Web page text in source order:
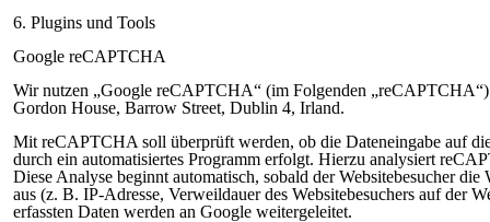
6. Plugins und Tools
Google reCAPTCHA
Wir nutzen „Google reCAPTCHA“ (im Folgenden
Gordon House, Barrow Street, Dublin 4, Irland.
Mit reCAPTCHA soll überprüft werden, ob die Dateneingabe auf
durch ein automatisiertes Programm erfolgt. Hierzu analysiert
Diese Analyse beginnt automatisch, sobald der Websitebesucher
aus (z. B. IP-Adresse, Verweildauer des Websitebesuchers auf der
erfassten Daten werden an Google weitergeleitet.